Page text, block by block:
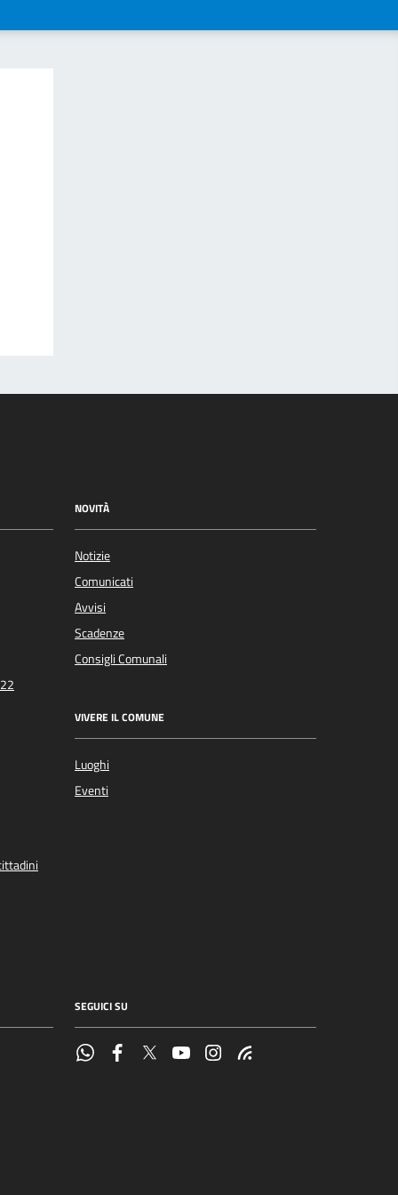
NOVITÀ
Notizie
Comunicati
Avvisi
Scadenze
Consigli Comunali
VIVERE IL COMUNE
Luoghi
Eventi
SEGUICI SU